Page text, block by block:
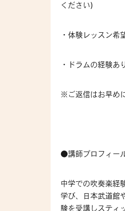
ください)
・体験レッスン希
・ドラムの経験あ
※ご返信はお早め
●講師プロフィー
中学での吹奏楽経
学び、日本武道館
験を受講しスティ